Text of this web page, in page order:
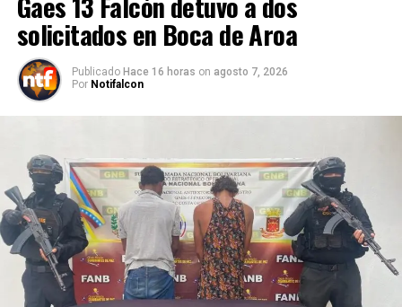
solicitados en Boca de Aroa
Publicado Hace 16 horas on agosto 7, 2026
Por Notifalcon